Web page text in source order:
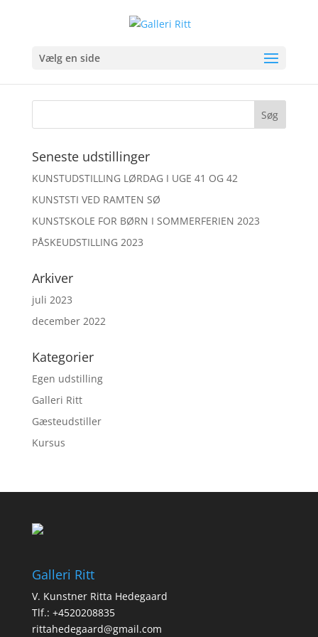
Vælg en side
ritt1 (25)
Seneste udstillinger
KUNSTUDSTILLING LØRDAG I UGE 41 OG 42
KUNSTSTI VED RAMTEN SØ
KUNSTSKOLE FOR BØRN I SOMMERFERIEN 2023
PÅSKEUDSTILLING 2023
Arkiver
juli 2023
december 2022
Kategorier
Egen udstilling
Galleri Ritt
Gæsteudstiller
Kursus
Galleri Ritt
V. Kunstner Ritta Hedegaard
Tlf.: +4520208835
rittahedegaard@gmail.com